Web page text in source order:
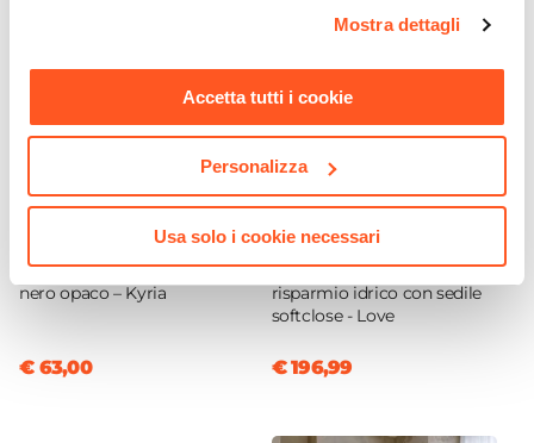
momento. Per maggiori informazioni si invita a leggere la
Mostra dettagli
Accetta tutti i cookie
Personalizza
Usa solo i cookie necessari
Dimensione Specchio
Reversibile
Non inclusa
Miscelatore bidet 15,4h cm
nero opaco – Kyria
€ 63,00
CODICE:LOVFILO
Coppia di sanitari filomuro a
risparmio idrico con sedile
softclose - Love
€ 196,99